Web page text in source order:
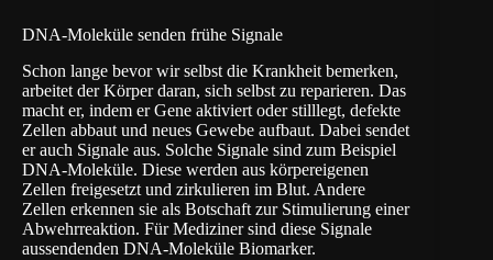
DNA-Moleküle senden frühe Signale
Schon lange bevor wir selbst die Krankheit bemerken,
arbeitet der Körper daran, sich selbst zu reparieren. Das
macht er, indem er Gene aktiviert oder stilllegt, defekte
Zellen abbaut und neues Gewebe aufbaut. Dabei sendet
er auch Signale aus. Solche Signale sind zum Beispiel
DNA-Moleküle. Diese werden aus körpereigenen
Zellen freigesetzt und zirkulieren im Blut. Andere
Zellen erkennen sie als Botschaft zur Stimulierung einer
Abwehrreaktion. Für Mediziner sind diese Signale
aussendenden DNA-Moleküle Biomarker.